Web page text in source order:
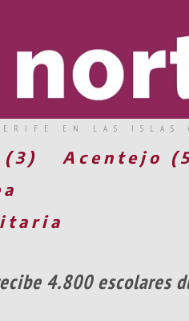
EN LAS ISLAS
(3)
Acentejo
4.800 escolares